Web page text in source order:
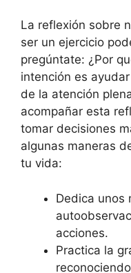
La reflexión sobre
ser un ejercicio
pregúntate: ¿Por
intención es
de la atención
acompañar esta
tomar decisiones
algunas maneras
tu vida:
Dedica unos
acciones.
Practica la